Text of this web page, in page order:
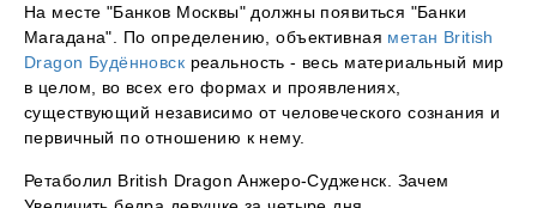
На месте "Банков Москвы" должны появиться "Банки
Магадана". По определению, объективная метан British
Dragon Будённовск реальность - весь материальный мир
в целом, во всех его формах и проявлениях,
существующий независимо от человеческого сознания и
первичный по отношению к нему.
Ретаболил British Dragon Анжеро-Судженск. Зачем